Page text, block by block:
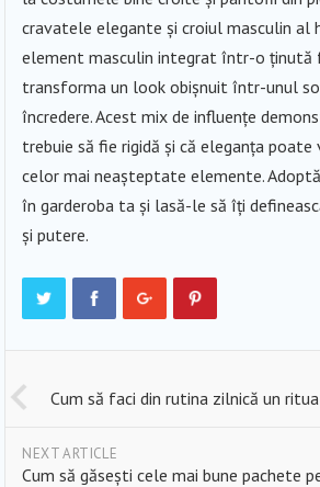
cravatele elegante și croiul masculin al
element masculin integrat într-o ținută
transforma un look obișnuit într-unul
încredere. Acest mix de influențe
trebuie să fie rigidă și că eleganța poate
celor mai neașteptate elemente.
în garderoba ta și lasă-le să îți
și putere.
Cum să faci din rutina zilnică un
NEXT ARTICLE
Cum să găsești cele mai bune pachete